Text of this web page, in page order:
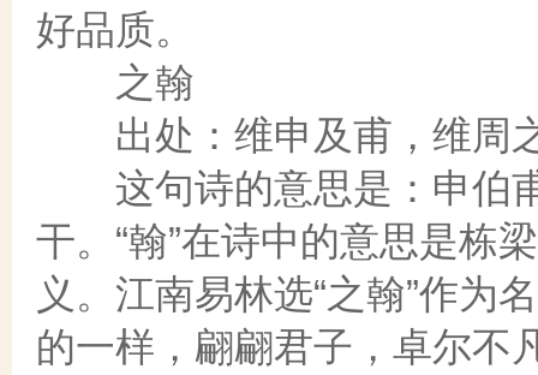
好品质。
之翰
出处：维申及甫，维周
这句诗的意思是：申伯
干。“翰”在诗中的意思是栋
义。江南易林选“之翰”作为
的一样，翩翩君子，卓尔不